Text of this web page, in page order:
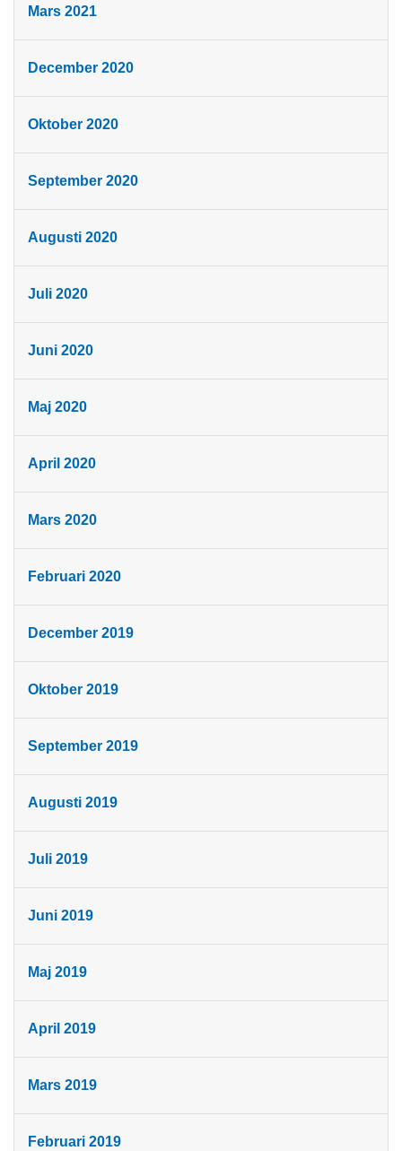
Mars 2021
December 2020
Oktober 2020
September 2020
Augusti 2020
Juli 2020
Juni 2020
Maj 2020
April 2020
Mars 2020
Februari 2020
December 2019
Oktober 2019
September 2019
Augusti 2019
Juli 2019
Juni 2019
Maj 2019
April 2019
Mars 2019
Februari 2019